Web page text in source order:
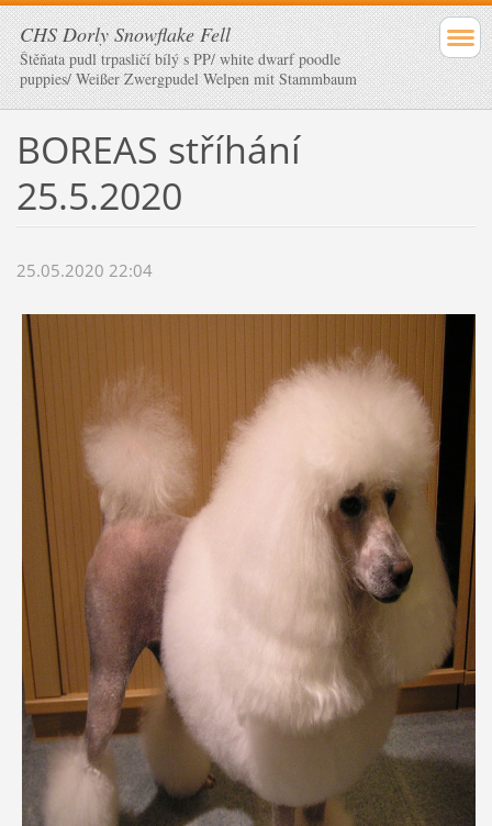
CHS Dorly Snowflake Fell
Štěňata pudl trpasličí bílý s PP/ white dwarf poodle
puppies/ Weißer Zwergpudel Welpen mit Stammbaum
BOREAS stříhání
25.5.2020
25.05.2020 22:04